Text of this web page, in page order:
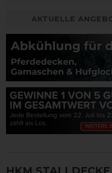
AKTUELLE